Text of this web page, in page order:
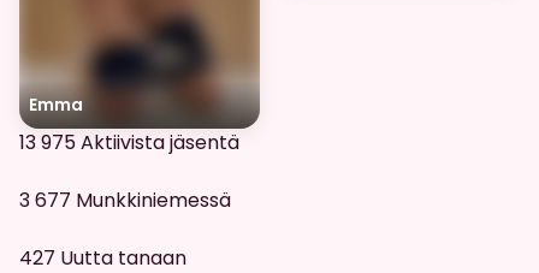
Emma
13 975Aktiivista jäsentä
3 677 Munkkiniemessä
427 Uutta tanaan